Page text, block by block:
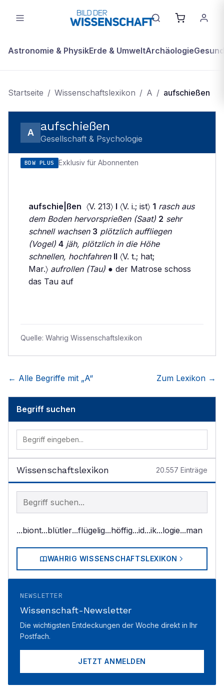
Astronomie & PhysikErde & UmweltArchäologie
Startseite / Wissenschaftslexikon / A / aufschießen
A aufschießen
Gesellschaft & Psychologie
BDW PLUS Exklusiv für Abonnenten
aufschie|ßen 〈V. 213〉 I 〈V. i.; ist〉 1 rasch aus
dem Boden hervorsprießen (Saat) 2 sehr
schnell wachsen 3 plötzlich auffliegen
(Vogel) 4 jäh, plötzlich in die Höhe
schnellen, hochfahren II 〈V. t.; hat;
Mar.〉 aufrollen (Tau) ● der Matrose schoss
das Tau auf
Quelle: Wahrig Wissenschaftslexikon
← Alle Begriffe mit „A“ Zum Lexikon →
Begriff suchen
Wissenschaftslexikon 20.557 Einträge
Begriff im Lexikon suchen
...biont...blütler...flügelig...höffig...id...ik...logie...man
WAHRIG WISSENSCHAFTSLEXIKON
NEWSLETTER
Wissenschaft-Newsletter
Die wichtigsten Entdeckungen der Woche direkt in Ihr
Postfach.
JETZT ANMELDEN